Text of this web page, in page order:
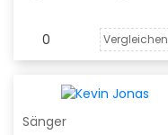
0 Vergleichen
Sänger